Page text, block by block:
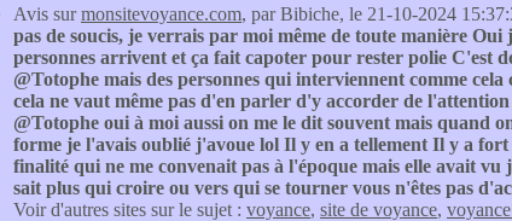
Avis surmonsitevoyance.com, par Bibiche, le 21-10-2024
pas de soucis, je verrais par moi même de toute manière
personnes arrivent et ça fait capoter pour rester polie C'est
@Totophe mais des personnes qui interviennent comme
cela ne vaut même pas d'en parler d'y accorder de
@Totophe oui à moi aussi on me le dit souvent mais quand
forme je l'avais oublié j'avoue lol Il y en a tellement Il y a
finalité qui ne me convenait pas à l'époque mais elle avait
sait plus qui croire ou vers qui se tourner vous n'êtes pas
Voir d'autres sites sur le sujet : voyance, site de voyance,